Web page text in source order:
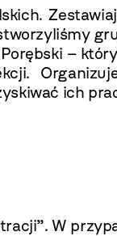
–
ich
W